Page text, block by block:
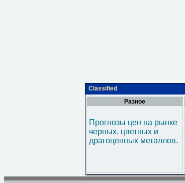
Classified
Разное
Прогнозы цен на рынке
черных, цветных и
драгоценных металлов.